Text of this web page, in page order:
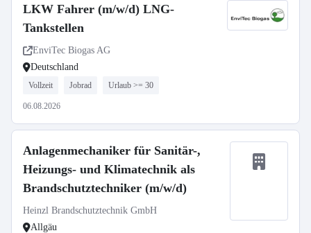
LKW Fahrer (m/w/d) LNG-
Tankstellen
EnviTec Biogas AG
Deutschland
Vollzeit Jobrad Urlaub >= 30
06.08.2026
Anlagenmechaniker für Sanitär-,
Heizungs- und Klimatechnik als
Brandschutztechniker (m/w/d)
Heinzl Brandschutztechnik GmbH
Allgäu